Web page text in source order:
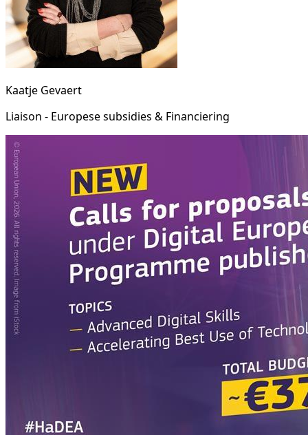
Kaatje Gevaert
Liaison - Europese subsidies & Financiering